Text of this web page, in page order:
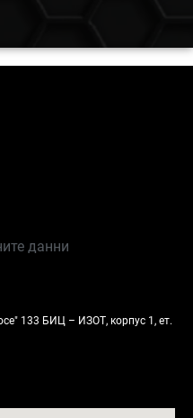
данни
133 БИЦ – ИЗОТ, корпус 1, ет.